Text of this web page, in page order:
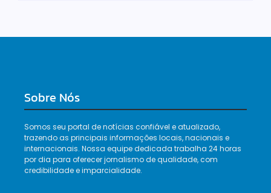
Sobre Nós
Somos seu portal de notícias confiável e atualizado,
trazendo as principais informações locais, nacionais e
internacionais. Nossa equipe dedicada trabalha 24 horas
por dia para oferecer jornalismo de qualidade, com
credibilidade e imparcialidade.